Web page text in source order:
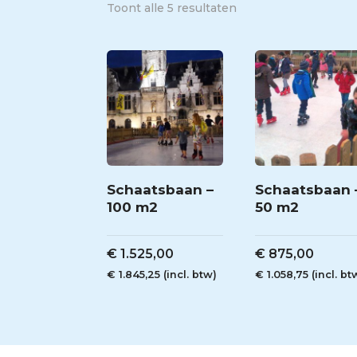
Toont alle 5 resultaten
Schaatsbaan –
100 m2
€ 1.525,00
€ 1.845,25 (incl. btw)
Schaatsbaan
50 m2
€ 875,00
€ 1.058,75 (incl.